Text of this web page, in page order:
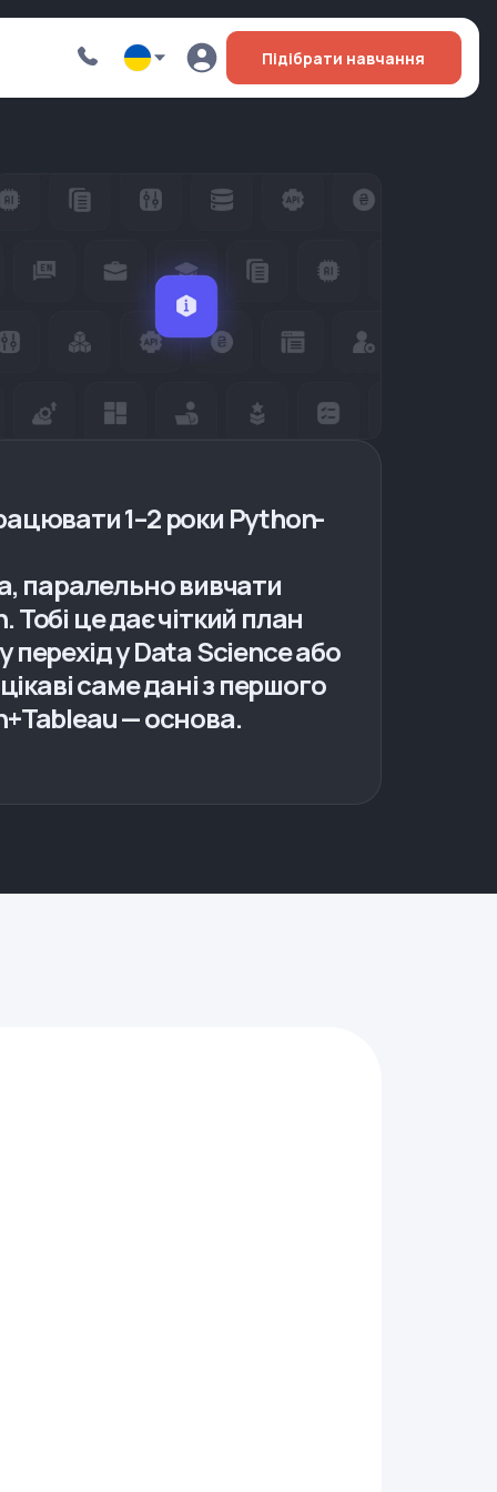
Підібрати навчання
1–2 роки Python-
паралельно вивчати
це дає чіткий план
перехід у Data Science або
саме дані з першого
— основа.